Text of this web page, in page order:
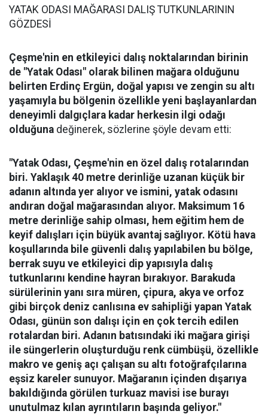
YATAK ODASI MAĞARASI DALIŞ TUTKUNLARININ
GÖZDESİ
Çeşme'nin en etkileyici dalış noktalarından birinin
de "Yatak Odası" olarak bilinen mağara olduğunu
belirten Erdinç Ergün, doğal yapısı ve zengin su altı
yaşamıyla bu bölgenin özellikle yeni başlayanlardan
deneyimli dalgıçlara kadar herkesin ilgi odağı
olduğuna değinerek, sözlerine şöyle devam etti:
"Yatak Odası, Çeşme'nin en özel dalış rotalarından
biri. Yaklaşık 40 metre derinliğe uzanan küçük bir
adanın altında yer alıyor ve ismini, yatak odasını
andıran doğal mağarasından alıyor. Maksimum 16
metre derinliğe sahip olması, hem eğitim hem de
keyif dalışları için büyük avantaj sağlıyor. Kötü hava
koşullarında bile güvenli dalış yapılabilen bu bölge,
berrak suyu ve etkileyici dip yapısıyla dalış
tutkunlarını kendine hayran bırakıyor. Barakuda
sürülerinin yanı sıra müren, çipura, akya ve orfoz
gibi birçok deniz canlısına ev sahipliği yapan Yatak
Odası, günün son dalışı için en çok tercih edilen
rotalardan biri. Adanın batısındaki iki mağara girişi
ile süngerlerin oluşturduğu renk cümbüşü, özellikle
makro ve geniş açı çalışan su altı fotoğrafçılarına
eşsiz kareler sunuyor. Mağaranın içinden dışarıya
bakıldığında görülen turkuaz mavisi ise burayı
unutulmaz kılan ayrıntıların başında geliyor."